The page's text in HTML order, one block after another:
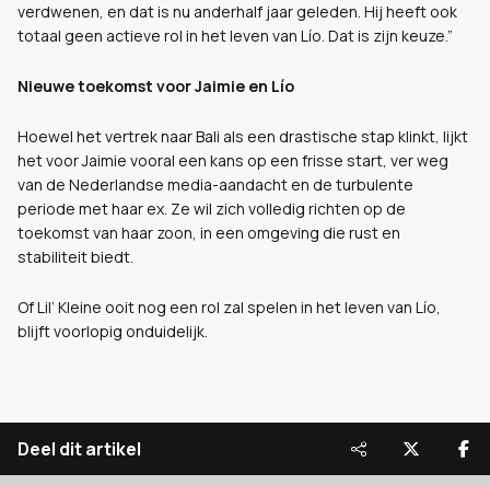
verdwenen, en dat is nu anderhalf jaar geleden. Hij heeft ook
totaal geen actieve rol in het leven van Lío. Dat is zijn keuze.”
Nieuwe toekomst voor Jaimie en Lío
Hoewel het vertrek naar Bali als een drastische stap klinkt, lijkt
het voor Jaimie vooral een kans op een frisse start, ver weg
van de Nederlandse media-aandacht en de turbulente
periode met haar ex. Ze wil zich volledig richten op de
toekomst van haar zoon, in een omgeving die rust en
stabiliteit biedt.
Of Lil’ Kleine ooit nog een rol zal spelen in het leven van Lío,
blijft voorlopig onduidelijk.
Deel dit artikel